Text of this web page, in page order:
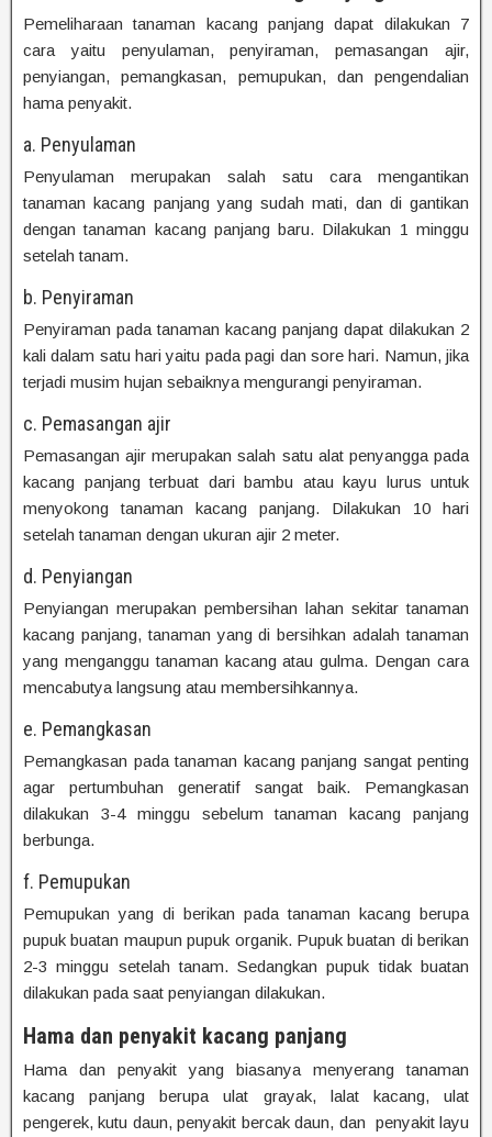
Pemeliharaan tanaman kacang panjang dapat dilakukan 7
cara yaitu penyulaman, penyiraman, pemasangan ajir,
penyiangan, pemangkasan, pemupukan, dan pengendalian
hama penyakit.
a. Penyulaman
Penyulaman merupakan salah satu cara mengantikan
tanaman kacang panjang yang sudah mati, dan di gantikan
dengan tanaman kacang panjang baru. Dilakukan 1 minggu
setelah tanam.
b. Penyiraman
Penyiraman pada tanaman kacang panjang dapat dilakukan 2
kali dalam satu hari yaitu pada pagi dan sore hari. Namun, jika
terjadi musim hujan sebaiknya mengurangi penyiraman.
c. Pemasangan ajir
Pemasangan ajir merupakan salah satu alat penyangga pada
kacang panjang terbuat dari bambu atau kayu lurus untuk
menyokong tanaman kacang panjang. Dilakukan 10 hari
setelah tanaman dengan ukuran ajir 2 meter.
d. Penyiangan
Penyiangan merupakan pembersihan lahan sekitar tanaman
kacang panjang, tanaman yang di bersihkan adalah tanaman
yang menganggu tanaman kacang atau gulma. Dengan cara
mencabutya langsung atau membersihkannya.
e. Pemangkasan
Pemangkasan pada tanaman kacang panjang sangat penting
agar pertumbuhan generatif sangat baik. Pemangkasan
dilakukan 3-4 minggu sebelum tanaman kacang panjang
berbunga.
f. Pemupukan
Pemupukan yang di berikan pada tanaman kacang berupa
pupuk buatan maupun pupuk organik. Pupuk buatan di berikan
2-3 minggu setelah tanam. Sedangkan pupuk tidak buatan
dilakukan pada saat penyiangan dilakukan.
Hama dan penyakit kacang panjang
Hama dan penyakit yang biasanya menyerang tanaman
kacang panjang berupa ulat grayak, lalat kacang, ulat
pengerek, kutu daun, penyakit bercak daun, dan penyakit layu